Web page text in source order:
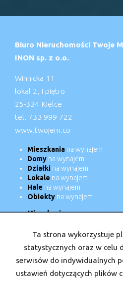
Biuro Nieruchomości Twoje M
INON sp. z o.o.
Winnicka 11
lokal 2, I piętro
25-334 Kielce
tel. 733 999 722
www.twojem.co
Mieszkania na wynajem
Domy na wynajem
Działki na wynajem
Lokale na wynajem
Hale na wynajem
Obiekty na wynajem
Mieszkaniana sprzedaż
Działkina sprzedaż
Halena sprzedaż
Obiektyna sprzedaż
Ta strona wykorzystuje
statystycznych oraz w celu
serwisów do indywidualnych
ustawień dotyczących plików